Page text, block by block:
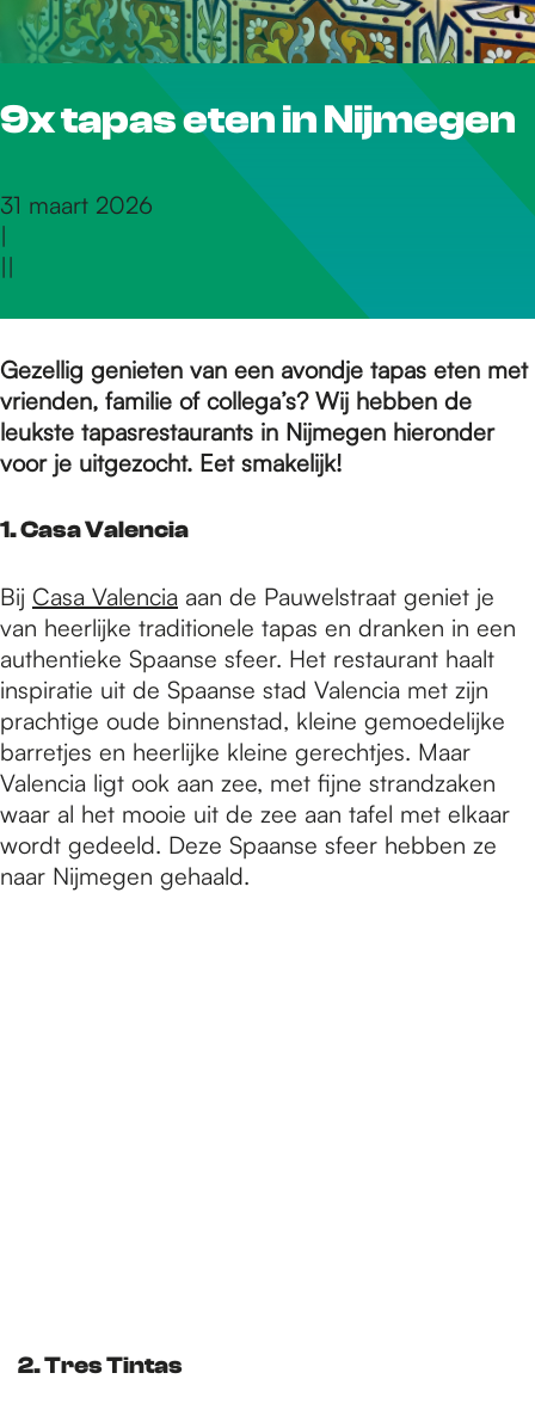
r
d
e
h
o
m
p
a
g
9x tapas eten in Nijmegen
31 maart 2026
|
||
Gezellig genieten van een avondje tapas eten met
vrienden, familie of collega’s? Wij hebben de
leukste tapasrestaurants in Nijmegen hieronder
voor je uitgezocht. Eet smakelijk!
1. Casa Valencia
Bij Casa Valencia aan de Pauwelstraat geniet je
van heerlijke traditionele tapas en dranken in een
authentieke Spaanse sfeer. Het restaurant haalt
inspiratie uit de Spaanse stad Valencia met zijn
prachtige oude binnenstad, kleine gemoedelijke
barretjes en heerlijke kleine gerechtjes. Maar
Valencia ligt ook aan zee, met fijne strandzaken
waar al het mooie uit de zee aan tafel met elkaar
wordt gedeeld. Deze Spaanse sfeer hebben ze
naar Nijmegen gehaald.
2. Tres Tintas